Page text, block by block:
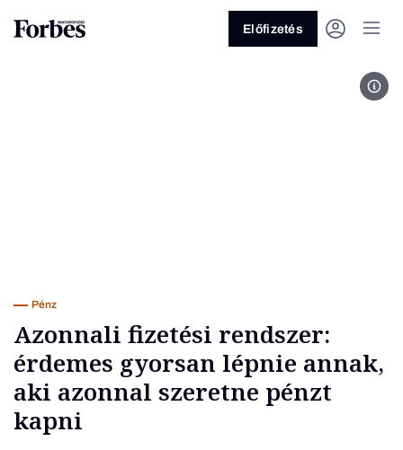
Előfizetés
Pénz
Azonnali fizetési rendszer:
érdemes gyorsan lépnie annak,
aki azonnal szeretne pénzt
kapni